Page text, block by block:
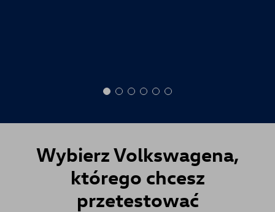
WybierzVolkswagena,
którego chcesz
przetestować